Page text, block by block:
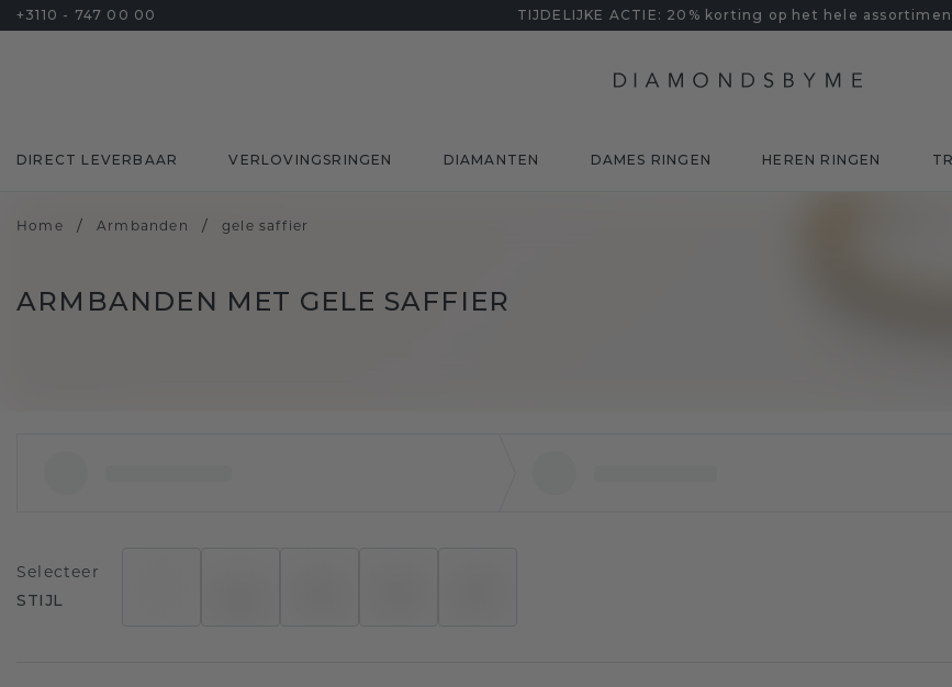
+3110 - 747 00 00 TIJDELIJKE ACTIE: 20% korting op het hele
DIRECT LEVERBAAR VERLOVINGSRINGEN DIAMANTEN DAMES RINGEN HEREN RINGEN
Home / Armbanden / gele saffier
ARMBANDEN MET GELE SAFFIER
Selecteer
STIJL